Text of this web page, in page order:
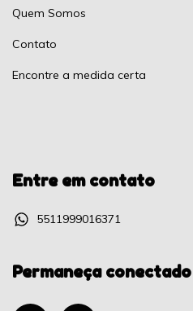
Quem Somos
Contato
Encontre a medida certa
Entre em contato
5511999016371
Permaneça conectado